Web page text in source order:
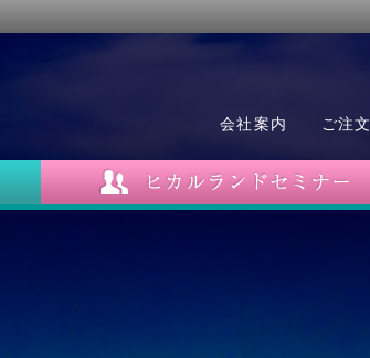
会社案内 ご注